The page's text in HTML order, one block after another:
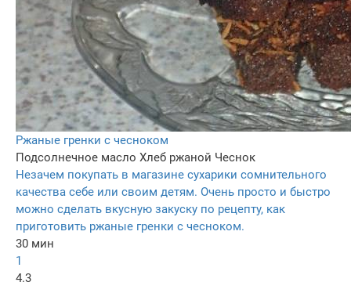
Ржаные гренки с чесноком
Подсолнечное масло Хлеб ржаной Чеснок
Незачем покупать в магазине сухарики сомнительного
качества себе или своим детям. Очень просто и быстро
можно сделать вкусную закуску по рецепту, как
приготовить ржаные гренки с чесноком.
30 мин
1
4.3